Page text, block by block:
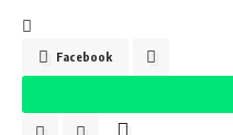
Facebook